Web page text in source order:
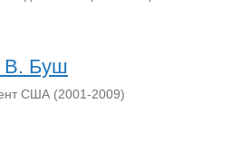
В. Буш
США (2001-2009)